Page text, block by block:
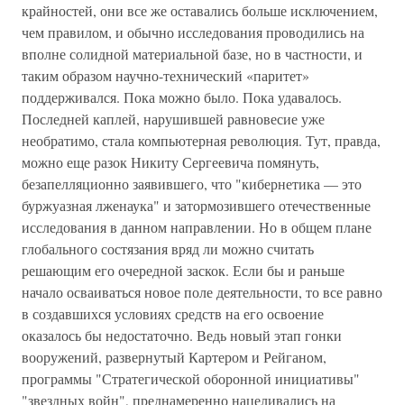
крайностей, они все же оставались больше исключением,
чем правилом, и обычно исследования проводились на
вполне солидной материальной базе, но в частности, и
таким образом научно-технический «паритет»
поддерживался. Пока можно было. Пока удавалось.
Последней каплей, нарушившей равновесие уже
необратимо, стала компьютерная революция. Тут, правда,
можно еще разок Никиту Сергеевича помянуть,
безапелляционно заявившего, что "кибернетика — это
буржуазная лженаука" и затормозившего отечественные
исследования в данном направлении. Но в общем плане
глобального состязания вряд ли можно считать
решающим его очередной заскок. Если бы и раньше
начало осваиваться новое поле деятельности, то все равно
в создавшихся условиях средств на его освоение
оказалось бы недостаточно. Ведь новый этап гонки
вооружений, развернутый Картером и Рейганом,
программы "Стратегической оборонной инициативы"
"звездных войн", преднамеренно нацеливались на